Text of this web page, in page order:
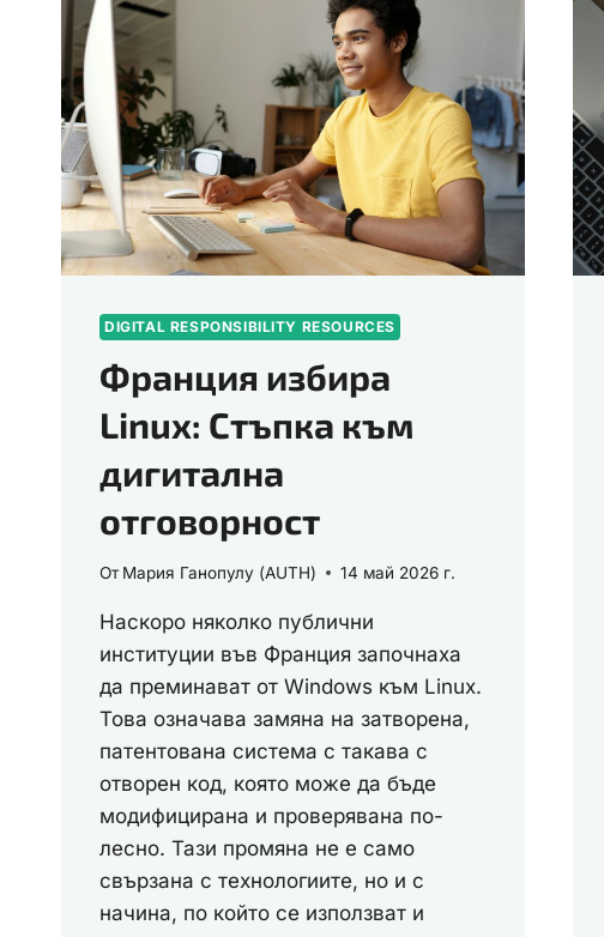
DIGITAL RESPONSIBILITY RESOURCES
Франция избира
Linux: Стъпка към
дигитална
отговорност
От Мария Ганопулу (AUTH) 14 май 2026 г.
Наскоро няколко публични
институции във Франция започнаха
да преминават от Windows към Linux.
Това означава замяна на затворена,
патентована система с такава с
отворен код, която може да бъде
модифицирана и проверявана по-
лесно. Тази промяна не е само
свързана с технологиите, но и с
начина, по който се използват и